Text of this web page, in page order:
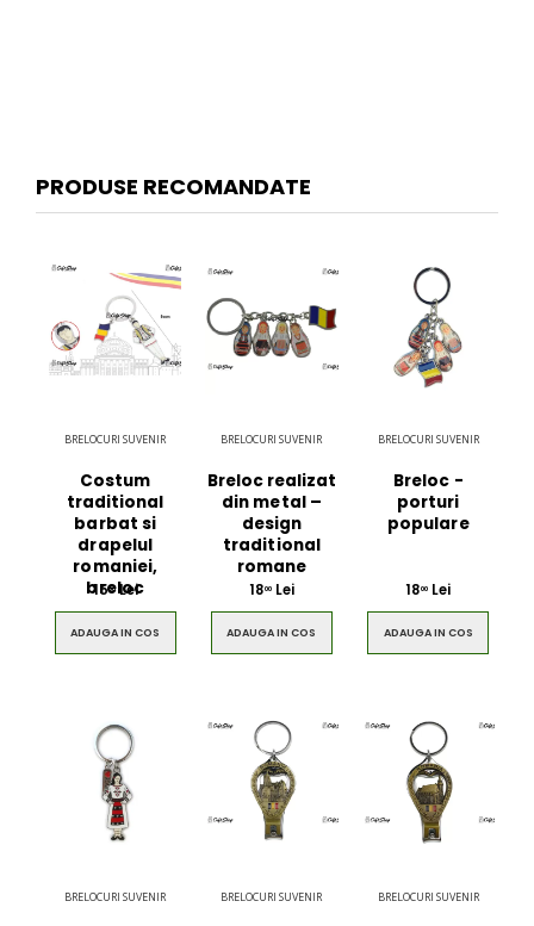
PRODUSE RECOMANDATE
BRELOCURI SUVENIR
Costum
traditional
barbat si
drapelul
romaniei,
breloc
1500Lei
ADAUGA IN COS
BRELOCURI SUVENIR
Breloc realizat
din metal –
design
traditional
romane
1800Lei
ADAUGA IN COS
BRELOCURI SUVENIR
Breloc -
porturi
populare
1800 Lei
ADAUGA IN COS
BRELOCURI SUVENIR BRELOCURI SUVENIR BRELOCURI SUVENIR